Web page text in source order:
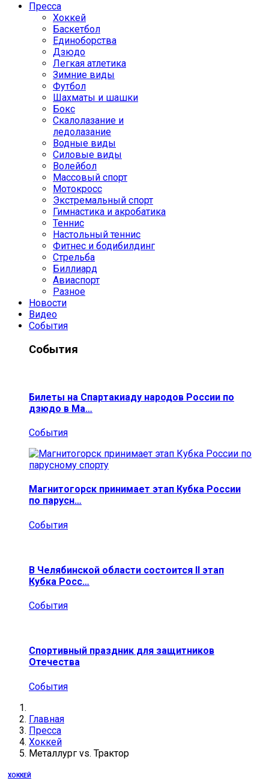
Пресса
Хоккей
Баскетбол
Единоборства
Дзюдо
Легкая атлетика
Зимние виды
Футбол
Шахматы и шашки
Бокс
Скалолазание и
ледолазание
Водные виды
Силовые виды
Волейбол
Массовый спорт
Мотокросс
Экстремальный спорт
Гимнастика и акробатика
Теннис
Настольный теннис
Фитнес и бодибилдинг
Стрельба
Биллиард
Авиаспорт
Разное
Новости
Видео
События
События
Билеты на Спартакиаду народов России по
дзюдо в Ма…
События
Магнитогорск принимает этап Кубка России
по парусн…
События
В Челябинской области состоится II этап
Кубка Росс…
События
Спортивный праздник для защитников
Отечества
События
Главная
Пресса
Хоккей
Металлург vs. Трактор
ХОККЕЙ